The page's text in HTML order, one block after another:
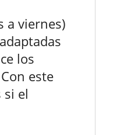
a viernes)
los
este
el